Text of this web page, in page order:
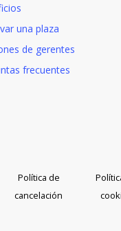
una plaza
de gerentes
frecuentes
Política de
cancelación